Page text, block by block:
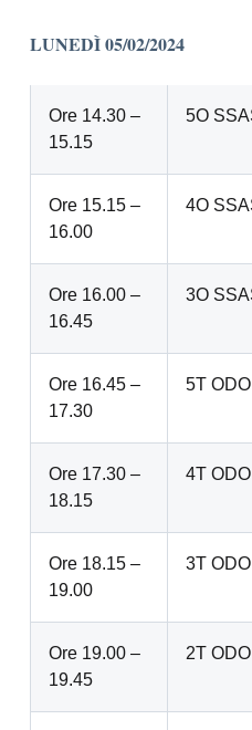
LUNEDÌ 05/02/2024
Ore 14.30 –
15.15
5O
Ore 15.15 –
16.00
4O
Ore 16.00 –
16.45
3O
Ore 16.45 –
17.30
5T ODO
Ore 17.30 –
18.15
4T ODO
Ore 18.15 –
19.00
3T ODO
Ore 19.00 –
19.45
2T ODO